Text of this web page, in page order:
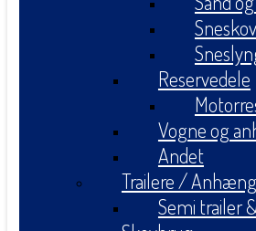
Reservedele
Vogne og
Andet
Trailere /
Semi trailer